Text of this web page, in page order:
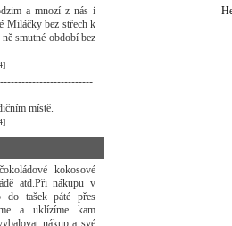
a mnozí z nás i
Miláčky bez střech k
smutné období bez
místě.
kokosové
atd.Při nákupu v
do tašek páté přes
a uklízíme kam
nákup a své